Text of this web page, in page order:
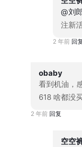
@刘
注新
2 年前 回
obaby
看到机油，
618 啥都没
2 年前 回复
空空